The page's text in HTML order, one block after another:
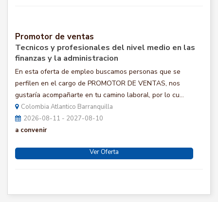
Promotor de ventas
Tecnicos y profesionales del nivel medio en las
finanzas y la administracion
En esta oferta de empleo buscamos personas que se
perfilen en el cargo de PROMOTOR DE VENTAS, nos
gustaría acompañarte en tu camino laboral, por lo cu...
Colombia Atlantico Barranquilla
2026-08-11 - 2027-08-10
a convenir
Ver Oferta